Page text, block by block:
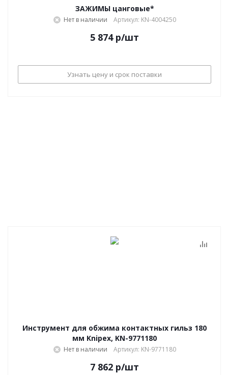
ЗАЖИМЫ цанговые*
Нет в наличии Артикул: KN-4004250
5 874р/шт
Узнать цену и срок поставки
Инструмент для обжима контактных гильз 180
мм Knipex, KN-9771180
Нет в наличии Артикул: KN-9771180
7 862 р/шт